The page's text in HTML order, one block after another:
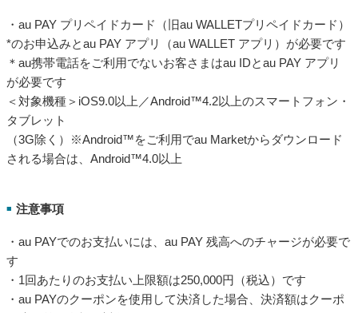
・au PAY プリペイドカード（旧au WALLETプリペイドカード）
*のお申込みとau PAY アプリ（au WALLET アプリ）が必要です
＊au携帯電話をご利用でないお客さまはau IDとau PAY アプリ
が必要です
＜対象機種＞iOS9.0以上／Android™4.2以上のスマートフォン・
タブレット
（3G除く）※Android™をご利用でau Marketからダウンロード
される場合は、Android™4.0以上
■ 注意事項
・au PAYでのお支払いには、au PAY 残高へのチャージが必要で
す
・1回あたりのお支払い上限額は250,000円（税込）です
・au PAYのクーポンを使用して決済した場合、決済額はクーポ